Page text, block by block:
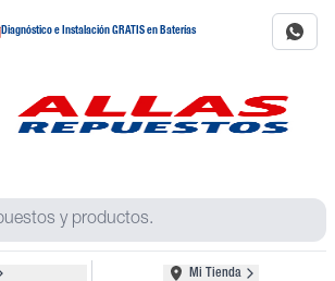
Diagnóstico e Instalación GRATIS en Baterías
Mi Tienda